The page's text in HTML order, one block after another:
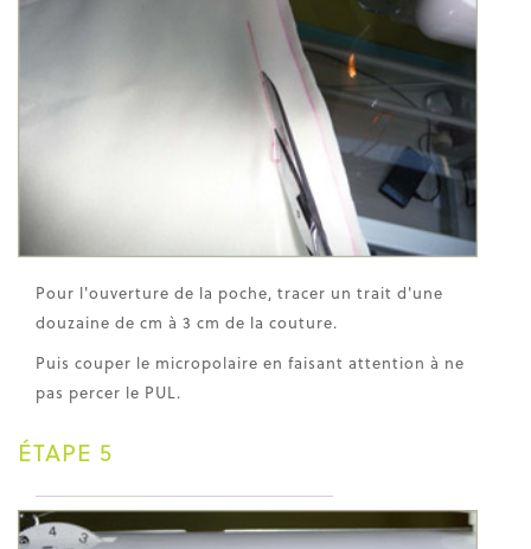
Pour l'ouverture de la poche, tracer un trait d'une
douzaine de cm à 3 cm de la couture.
Puis couper le micropolaire en faisant attention à ne
pas percer le PUL.
ÉTAPE 5